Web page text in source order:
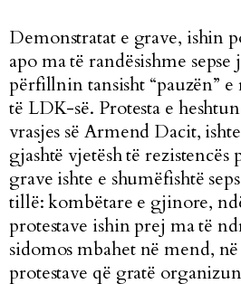
Demonstratat e grave, ishin
apo ma të randësishme
përfillnin tansisht “pauzën” e
të LDK-së. Protesta e
vrasjes së Armend Dacit,
gjashtë vjetësh të rezistencës
grave ishte e shumëfishtë
tillë: kombëtare e gjinore,
protestave ishin prej ma të
sidomos mbahet në mend,
protestave që gratë